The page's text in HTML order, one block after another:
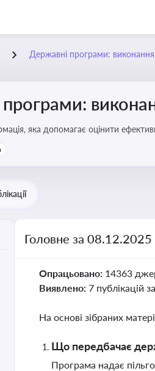
Державні програми:
яка допомагає оцінити
Головне за
Опрацьовано: 14363
Виявлено: 7 публікацій
На основі зібраних
Що передбачає
Програма надає